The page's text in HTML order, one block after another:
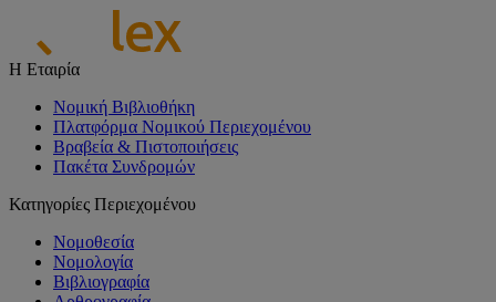
Η Εταιρία
Νομική Βιβλιοθήκη
Πλατφόρμα Νομικού Περιεχομένου
Βραβεία & Πιστοποιήσεις
Πακέτα Συνδρομών
Κατηγορίες Περιεχομένου
Νομοθεσία
Νομολογία
Βιβλιογραφία